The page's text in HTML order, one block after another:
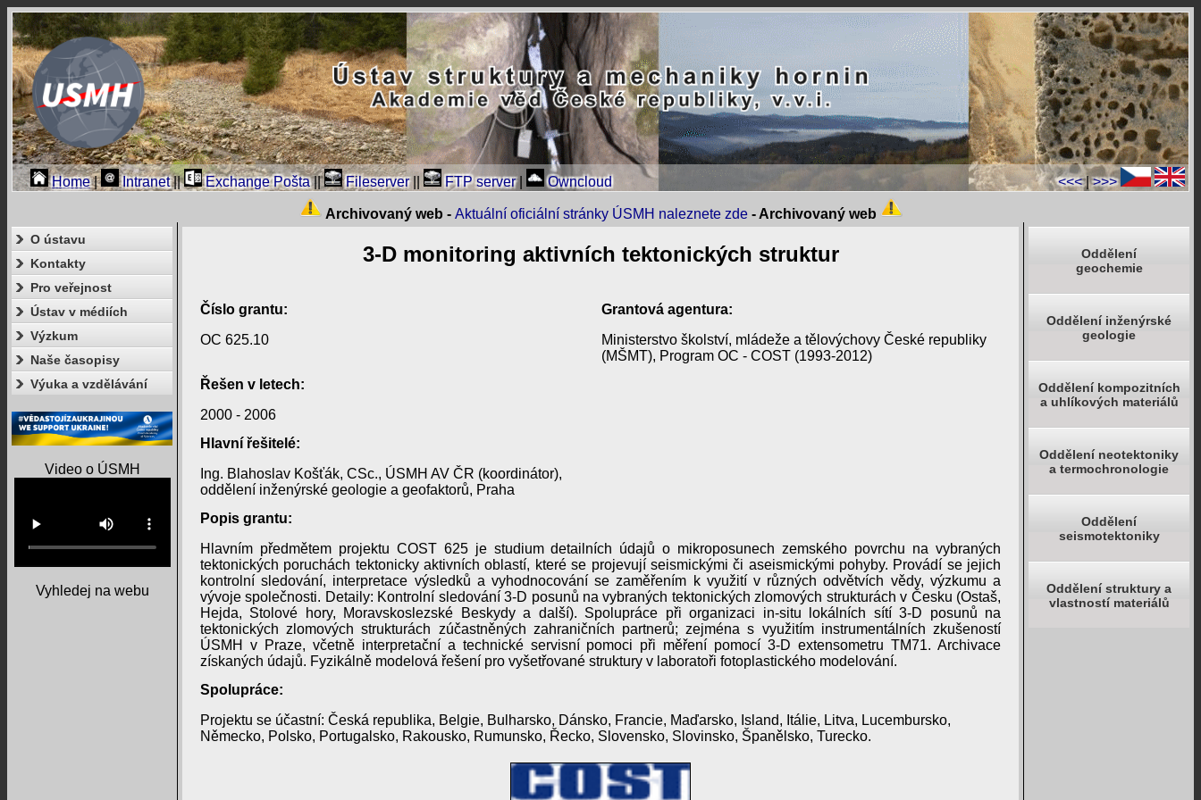
Home| Intranet|| Exchange Pošta || Fileserver|| FTP server| Owncloud <<<|>>>
Archivovaný web - Aktuální oficiální stránky ÚSMH naleznete zde- Archivovaný web
O ústavu
Kontakty
Pro veřejnost
Ústav v médiích
Výzkum
Naše časopisy
Výuka a vzdělávání
Video o ÚSMH
Vyhledej na webu
3-D monitoring aktivních tektonických struktur
Číslo grantu:
OC 625.10
Grantová agentura:
Ministerstvo školství, mládeže a tělovýchovy České republiky
(MŠMT), Program OC - COST (1993-2012)
Řešen v letech:
2000 - 2006
Hlavní řešitelé:
Ing. Blahoslav Košťák, CSc., ÚSMH AV ČR (koordinátor),
oddělení inženýrské geologie a geofaktorů, Praha
Popis grantu:
Hlavním předmětem projektu COST 625 je studium detailních údajů o mikroposunech zemského povrchu na vybraných
tektonických poruchách tektonicky aktivních oblastí, které se projevují seismickými či aseismickými pohyby. Provádí se jejich
kontrolní sledování, interpretace výsledků a vyhodnocování se zaměřením k využití v různých odvětvích vědy, výzkumu a
vývoje společnosti. Detaily: Kontrolní sledování 3-D posunů na vybraných tektonických zlomových strukturách v Česku (Ostaš,
Hejda, Stolové hory, Moravskoslezské Beskydy a další). Spolupráce při organizaci in-situ lokálních sítí 3-D posunů na
tektonických zlomových strukturách zúčastněných zahraničních partnerů; zejména s využitím instrumentálních zkušeností
ÚSMH v Praze, včetně interpretační a technické servisní pomoci při měření pomocí 3-D extensometru TM71. Archivace
získaných údajů. Fyzikálně modelová řešení pro vyšetřované struktury v laboratoři fotoplastického modelování.
Spolupráce:
Projektu se účastní: Česká republika, Belgie, Bulharsko, Dánsko, Francie, Maďarsko, Island, Itálie, Litva, Lucembursko,
Německo, Polsko, Portugalsko, Rakousko, Rumunsko, Řecko, Slovensko, Slovinsko, Španělsko, Turecko.
Oddělení
geochemie
Oddělení inženýrské
geologie
Oddělení kompozitních
a uhlíkových materiálů
Oddělení neotektoniky
a termochronologie
Oddělení
seismotektoniky
Oddělení struktury a
vlastností materiálů